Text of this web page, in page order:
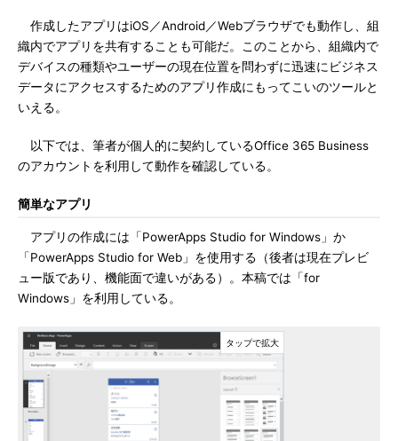
作成したアプリはiOS／Android／Webブラウザでも動作し、組
織内でアプリを共有することも可能だ。このことから、組織内で
デバイスの種類やユーザーの現在位置を問わずに迅速にビジネス
データにアクセスするためのアプリ作成にもってこいのツールと
いえる。
以下では、筆者が個人的に契約しているOffice 365 Business
のアカウントを利用して動作を確認している。
簡単なアプリ
アプリの作成には「PowerApps Studio for Windows」か
「PowerApps Studio for Web」を使用する（後者は現在プレビ
ュー版であり、機能面で違いがある）。本稿では「for
Windows」を利用している。